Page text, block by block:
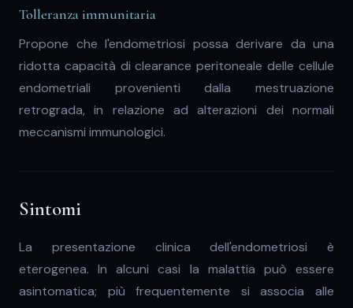
Tolleranza immunitaria
Propone che l'endometriosi possa derivare da una
ridotta capacità di clearance peritoneale delle cellule
endometriali provenienti dalla mestruazione
retrograda, in relazione ad alterazioni dei normali
meccanismi immunologici.
Sintomi
La presentazione clinica dell'endometriosi è
eterogenea. In alcuni casi la malattia può essere
asintomatica; più frequentemente si associa alle